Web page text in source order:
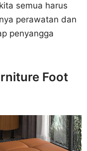
semua harus
perawatan dan
penyangga
Foot